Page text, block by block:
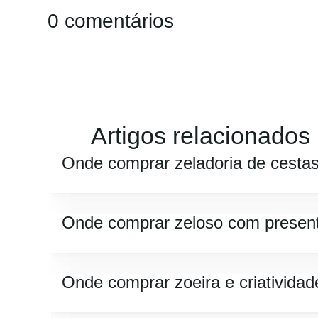
0 comentários
Artigos relacionados
Onde comprar zeladoria de
Onde comprar zeloso com
Onde comprar zoeira e